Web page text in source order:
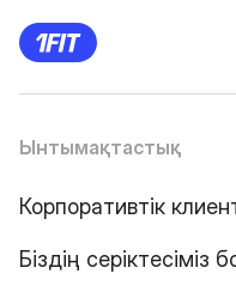
Ынтымақтастық
Корпоративтік
Біздің серіктесіміз